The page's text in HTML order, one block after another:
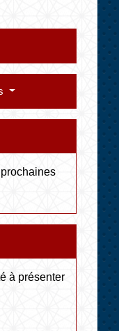
à présenter